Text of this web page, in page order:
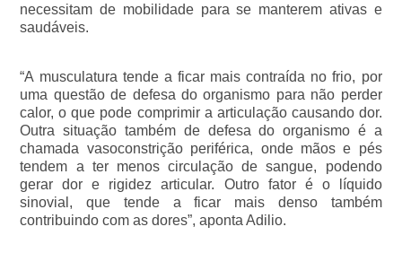
necessitam de mobilidade para se manterem ativas e
saudáveis.
“A musculatura tende a ficar mais contraída no frio, por
uma questão de defesa do organismo para não perder
calor, o que pode comprimir a articulação causando dor.
Outra situação também de defesa do organismo é a
chamada vasoconstrição periférica, onde mãos e pés
tendem a ter menos circulação de sangue, podendo
gerar dor e rigidez articular. Outro fator é o líquido
sinovial, que tende a ficar mais denso também
contribuindo com as dores”, aponta Adilio.